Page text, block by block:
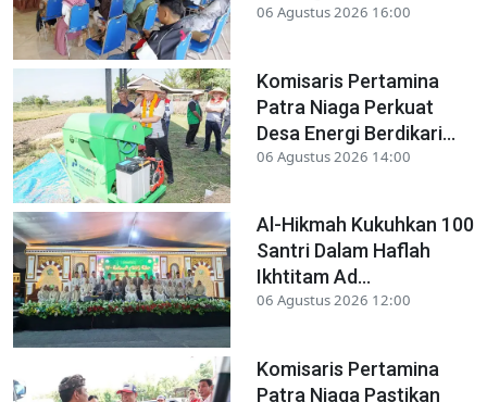
06 Agustus 2026 16:00
Komisaris Pertamina
Patra Niaga Perkuat
Desa Energi Berdikari...
06 Agustus 2026 14:00
Al-Hikmah Kukuhkan 100
Santri Dalam Haflah
Ikhtitam Ad...
06 Agustus 2026 12:00
Komisaris Pertamina
Patra Niaga Pastikan